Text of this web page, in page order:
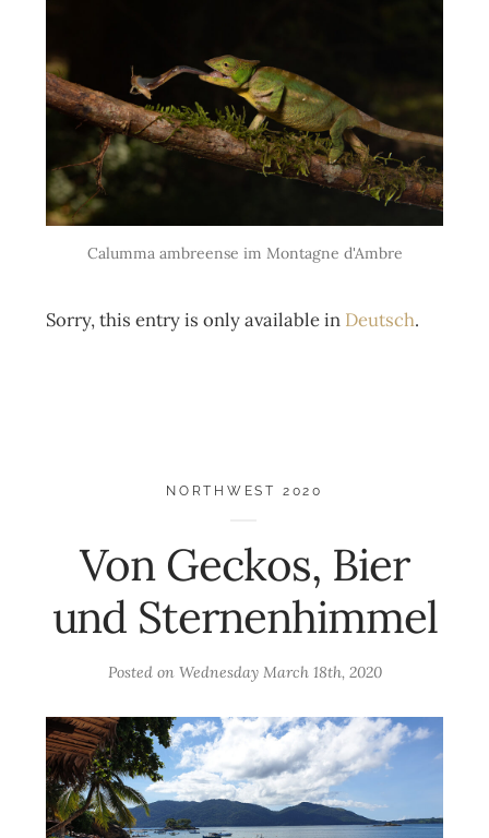
Calumma ambreense im Montagne d'Ambre
Sorry, this entry is only available in Deutsch.
NORTHWEST 2020
Von Geckos, Bier
und Sternenhimmel
Posted on Wednesday March 18th, 2020